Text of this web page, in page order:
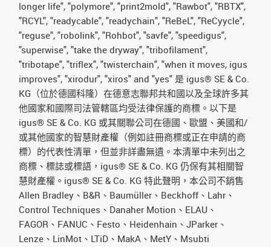
longer life", "polymore", "print2mold", "Rawbot", "RBTX",
"RCYL", "readycable", "readychain", "ReBeL", "ReCyycle",
"reguse", "robolink", "Rohbot", "savfe", "speedigus",
"superwise", "take the dryway", "tribofilament",
"tribotape", "triflex", "twisterchain", "when it moves, igus
improves", "xirodur", "xiros" and "yes" 是 igus® SE & Co.
KG（位於德國科隆）在德意志聯邦共和國以及全球許多其
他國家和國際司法管轄區均受法律保護的商標。以下是
igus® SE & Co. KG 或其關聯公司在德國、歐盟、美國和/
或其他國家的智慧財產權（例如註冊商標或正在申請的商
標）的代表性清單，但並非詳盡無遺。本清單中未列出之
商標、標誌或標語，igus® SE & Co. KG 仍保有其相關智
慧財產權。igus® SE & Co. KG 特此聲明，本公司不銷售
Allen Bradley、B&R、Baumüller、Beckhoff、Lahr、
Control Techniques、Danaher Motion、ELAU、
FAGOR、FANUC、Festo、Heidenhain、JParker、
Lenze、LinMot、LTiD、MakA、MetY、Msubti